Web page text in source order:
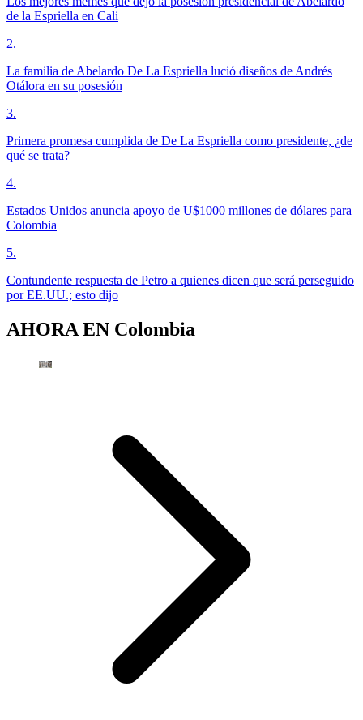
de la Espriella en Cali
2.
La familia de Abelardo De La Espriella lució diseños de Andrés
Otálora en su posesión
3.
Primera promesa cumplida de De La Espriella como presidente, ¿de
qué se trata?
4.
Estados Unidos anuncia apoyo de U$1000 millones de dólares para
Colombia
5.
Contundente respuesta de Petro a quienes dicen que será perseguido
por EE.UU.; esto dijo
AHORA EN Colombia